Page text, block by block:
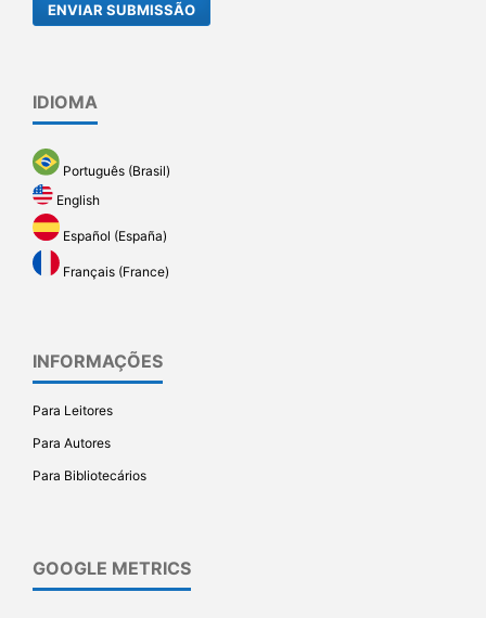
ENVIAR SUBMISSÃO
IDIOMA
Português (Brasil)
English
Español (España)
Français (France)
INFORMAÇÕES
Para Leitores
Para Autores
Para Bibliotecários
GOOGLE METRICS